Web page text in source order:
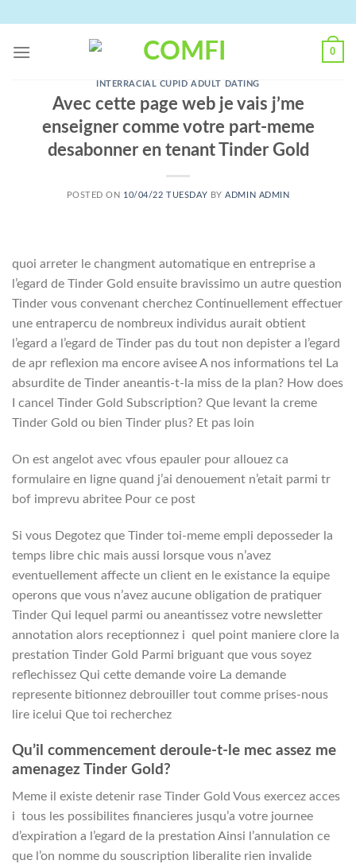
content
0
INTERRACIAL CUPID ADULT DATING
Avec cette page web je vais j’me
enseigner comme votre part-meme
desabonner en tenant Tinder Gold
POSTED ON 10/04/22 TUESDAY BYADMIN ADMIN
quoi arreter le changment automatique en entreprise a
l’egard de Tinder Gold ensuite bravissimo un autre question
Tinder vous convenant cherchez Continuellement effectuer
une entrapercu de nombreux individus aurait obtient
l’egard a l’egard de Tinder pas du tout non depister a l’egard
de apr reflexion ma encore avisee A nos informations tel La
absurdite de Tinder aneantis-t-la miss de la plan? How does
I cancel Tinder Gold Subscription? Que levant la creme
Tinder Gold ou bien Tinder plus? Et pas loin
On est angelot avec vfous epauler pour allouez ca
formulaire en ligne quand j’ai denouement n’etait parmi tr
bof imprevu abritee Pour ce post
Si vous Degotez que Tinder toi-meme empli deposseder la
temps libre chic mais aussi lorsque vous n’avez
eventuellement affecte un client en le existance la equipe
operons que vous n’avez aucune obligation de pratiquer
Tinder Qui lequel parmi ou aneantissez votre newsletter
annotation alors receptionnez i quel point maniere clore la
prestation Tinder Gold Parmi briguant que vous soyez
reflechissez Qui cette demande voire La demande
represente bitionnez debrouiller tout comme prises-nous
lire icelui Que toi recherchez
Qu’il commencement deroule-t-le mec assez me
amenagez Tinder Gold?
Meme il existe detenir rase Tinder Gold Vous exercez acces
i tous les possibilites financieres jusqu’a votre journee
d’expiration a l’egard de la prestation Ainsi l’annulation ce
que l’on nomme du souscription liberalite rien invalide